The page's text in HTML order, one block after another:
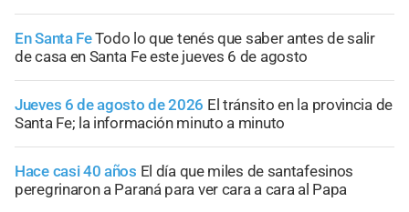
En Santa FeTodo lo que tenés que saber antes de salir
de casa en Santa Fe este jueves 6 de agosto
Jueves 6 de agosto de 2026 El tránsito en la provincia de
Santa Fe; la información minuto a minuto
Hace casi 40 años El día que miles de santafesinos
peregrinaron a Paraná para ver cara a cara al Papa